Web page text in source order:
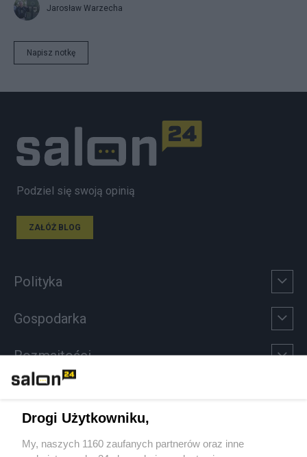
Jarosław Warzecha
Napisz notkę
Podziel się swoją opinią
ZAŁÓŻ BLOG
Polityka
Gospodarka
Rozmaitości
Sport
Drogi Użytkowniku,
My, naszych 1160 zaufanych partnerów oraz inne